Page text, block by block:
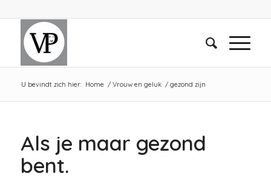
U bevindt zich hier: Home / Vrouw en geluk / gezond zijn
Als je maar gezond
bent.